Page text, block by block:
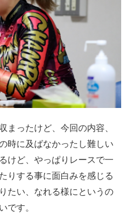
まったけど、今回の内容、
時に及ばなかったし難しい
けど、やっぱりレースで一
りする事に面白みを感じる
たい、なれる様にというの
です。